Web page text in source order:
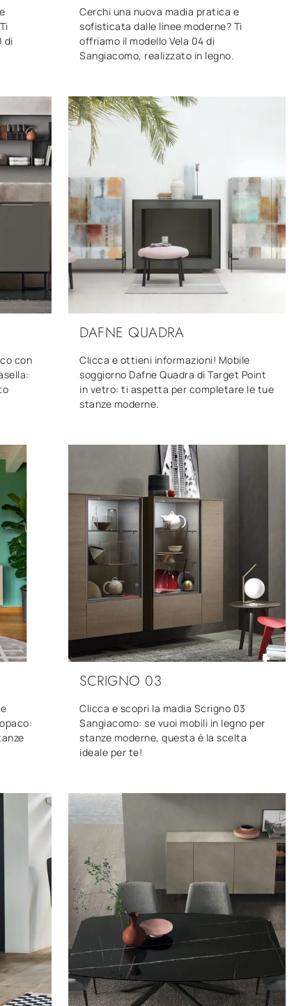
di
Cerchi una nuova madia pratica e
sofisticata dalle linee moderne? Ti
offriamo il modello Vela 04 di
Sangiacomo, realizzato in legno.
con
DAFNE QUADRA
Clicca e ottieni informazioni! Mobile
soggiorno Dafne Quadra di Target Point
in vetro: ti aspetta per completare le tue
stanze moderne.
SCRIGNO 03
Clicca e scopri la madia Scrigno 03
Sangiacomo: se vuoi mobili in legno per
stanze moderne, questa è la scelta
ideale per te!